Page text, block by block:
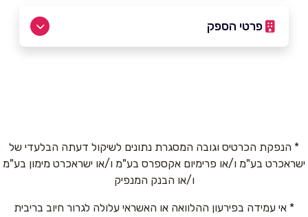
פרטי הספק
טלפון*
* הנפקת הכרטיס וגובה המסגרת נתונים לשיקול דעתה הבלעדי של
ישראכרט בע"מ ו/או פרימיום אקספרס בע"מ ו/או ישראכרט מימון בע"מ
ו/או הבנק המנפיק
* אי עמידה בפירעון ההלוואה או האשראי עלולה לגרור חיוב בריבית